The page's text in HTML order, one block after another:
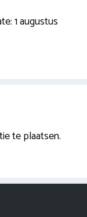
1 augustus
te plaatsen.